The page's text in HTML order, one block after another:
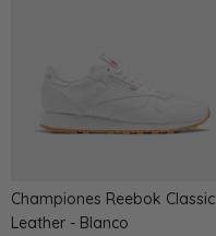
Championes Reebok Classic
Leather - Blanco